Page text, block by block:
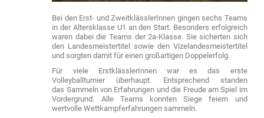
Bei den Erst- und ZweitklässlerInnen gingen sechs Teams
in der Altersklasse U1 an den Start. Besonders erfolgreich
waren dabei die Teams der 2a-Klasse. Sie sicherten sich
den Landesmeistertitel sowie den Vizelandesmeistertitel
und sorgten damit für einen großartigen Doppelerfolg.
Für viele ErstklässlerInnen war es das erste
Volleyballturnier überhaupt. Entsprechend standen
das Sammeln von Erfahrungen und die Freude am Spiel im
Vordergrund. Alle Teams konnten Siege feiern und
wertvolle Wettkampferfahrungen sammeln.